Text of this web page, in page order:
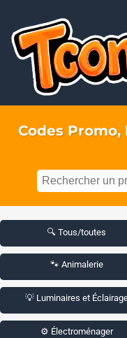
Codes
🔍 Tous/toutes
🐾 Animalerie
💡 Luminaires et
⚙️ Électroménager